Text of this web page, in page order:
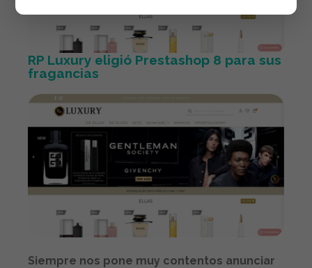
RP Luxury eligió Prestashop 8 para sus
fragancias
Siempre nos pone muy contentos anunciar